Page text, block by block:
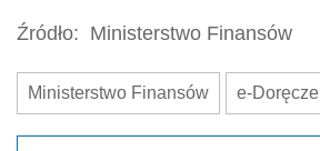
Źródło: Ministerstwo Finansów
Ministerstwo Finansów e-